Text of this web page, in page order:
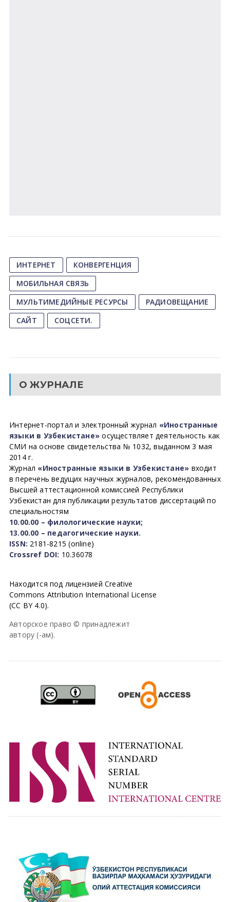
ИНТЕРНЕТ
КОНВЕРГЕНЦИЯ
МОБИЛЬНАЯ СВЯЗЬ
МУЛЬТИМЕДИЙНЫЕ РЕСУРСЫ
РАДИОВЕЩАНИЕ
САЙТ
СОЦСЕТИ.
О ЖУРНАЛЕ
Интернет-портал и электронный журнал «Иностранные
языки в Узбекистане» осуществляет деятельность как
СМИ на основе свидетельства № 1032, выданном 3 мая
2014 г.
Журнал «Иностранные языки в Узбекистане» входит
в перечень ведущих научных журналов, рекомендованных
Высшей аттестационной комиссией Республики
Узбекистан для публикации результатов диссертаций по
специальностям
10.00.00 – филологические науки;
13.00.00 – педагогические науки.
ISSN: 2181-8215 (online)
Crossref DOI: 10.36078
Находится под лицензией Creative
Commons Attribution International License
(CC BY 4.0).
Авторское право © принадлежит
автору (-ам).